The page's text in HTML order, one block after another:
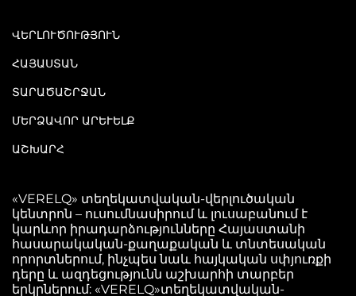
22.07.2026
տուժածներ կան
Դատվածություն ունեցող միգրանտներին կարգելվի
Փաշինյանին
ՎԵՐԼՈՒԾՈՒԹՅՈՒՆ
ՀԱՅԱՍՏԱՆ
ՏԱՐԱԾԱՇՐՋԱՆ
ՄԵՐՁԱՎՈՐ ԱՐԵՒԵԼՔ
ԱՇԽԱՐՀ
«VERELQ» տեղեկատվական-վերլուծական
կենտրոն – ուսումնասիրում և լուսաբանում է
կարևոր իրադարձությունները Հայաստանի
հասարակական-քաղաքական և տնտեսական
որորտներում, ինչպես նաև հայկական սփյուռքի
դերը և ազդեցությունն աշխարհի տարբեր
երկրներում: «VERELQ»տեղեկատվական-